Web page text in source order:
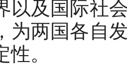
以及国际社
为两国各自
。